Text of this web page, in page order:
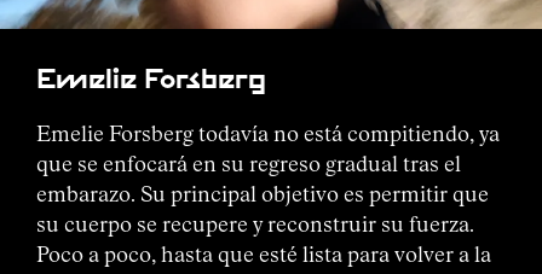
Emelie Forsberg
Emelie Forsberg todavía no está compitiendo, ya
que se enfocará en su regreso gradual tras el
embarazo. Su principal objetivo es permitir que
su cuerpo se recupere y reconstruir su fuerza.
Poco a poco, hasta que esté lista para volver a la